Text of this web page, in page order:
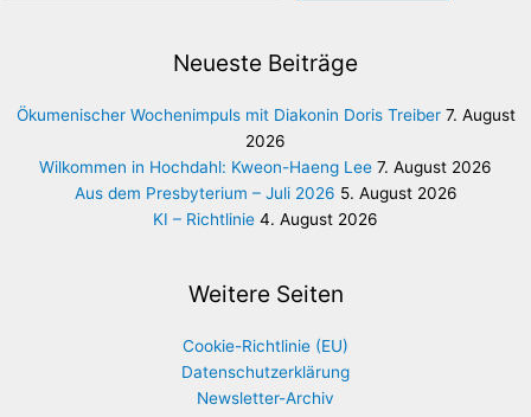
Neueste Beiträge
Ökumenischer Wochenimpuls mit Diakonin Doris Treiber 7. August
2026
Wilkommen in Hochdahl: Kweon-Haeng Lee 7. August 2026
Aus dem Presbyterium – Juli 2026 5. August 2026
KI – Richtlinie 4. August 2026
Weitere Seiten
Cookie-Richtlinie (EU)
Datenschutzerklärung
Newsletter-Archiv